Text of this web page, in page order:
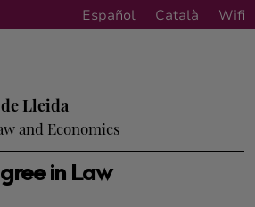
Español Català Wifi
in Law
Lleida
and Economics